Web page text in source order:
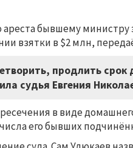
бывшему министру
взятки в $2 млн,
продлить срок
судья Евгения
в виде
его бывших